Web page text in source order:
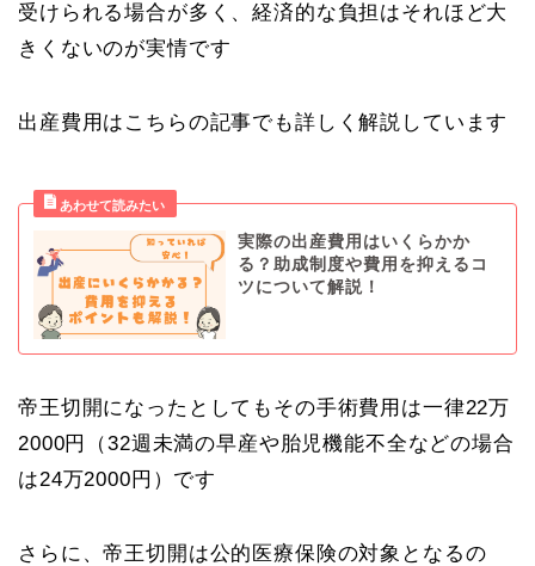
受けられる場合が多く、経済的な負担はそれほど大
きくないのが実情です
出産費用はこちらの記事でも詳しく解説しています
実際の出産費用はいくらかか
る？助成制度や費用を抑えるコ
ツについて解説！
帝王切開になったとしてもその手術費用は一律22万
2000円（32週未満の早産や胎児機能不全などの場合
は24万2000円）です
さらに、帝王切開は公的医療保険の対象となるの